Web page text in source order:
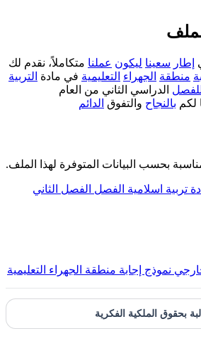
إطار سعينا ليكون عملنامتكاملاً، نقدم لك
منطقة الجهراء التعليميةفي مادة التربية
الدراسي الثاني من العام
بالنجاحوالتفوق الدائم
بحسب البيانات المتوفرة لهذا الملف.
تربية اسلامية الفصل
الفصل الثاني
نموذج إجابة منطقة الجهراء التعليمية
بحقوق الملكية الفكرية